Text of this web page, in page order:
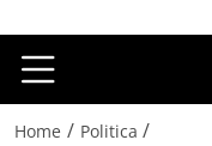
Home / Politica /